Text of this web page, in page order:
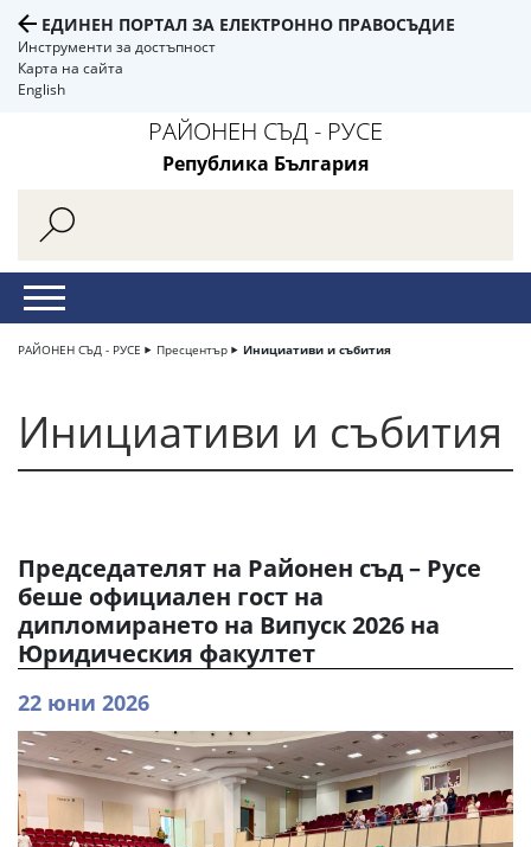
ЕДИНЕН ПОРТАЛ ЗА ЕЛЕКТРОННО ПРАВОСЪДИЕ
Инструменти за достъпност
Карта на сайта
English
РАЙОНЕН СЪД - РУСЕ
Република България
РАЙОНЕН СЪД - РУСЕ Пресцентър Инициативи и събития
Инициативи и събития
Председателят на Районен съд – Русе
беше официален гост на
дипломирането на Випуск 2026 на
Юридическия факултет
22 юни 2026